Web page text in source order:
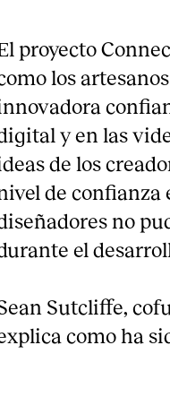
proyecto
los
y en las
de los
de confianza
no
el
Sutcliffe,
como ha